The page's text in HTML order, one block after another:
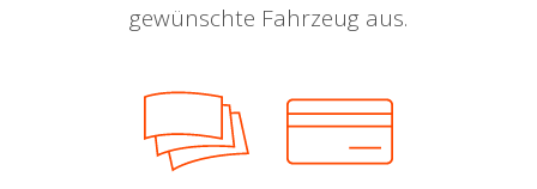
gewünschte Fahrzeug aus.